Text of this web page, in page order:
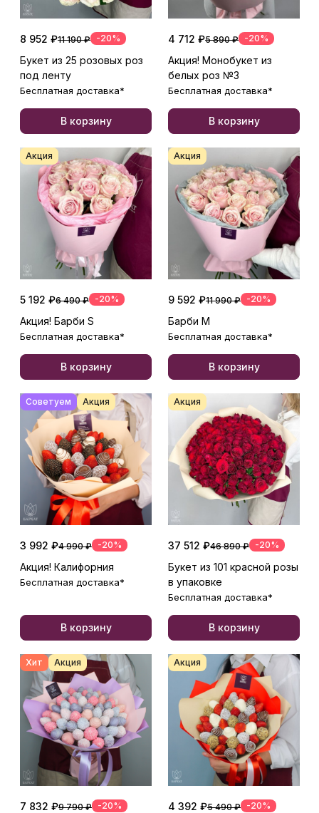
8 952 ₽11 190 ₽ -20%
Букет из 25 розовых роз
под ленту
Бесплатная доставка*
В корзину
4 712 ₽5 890 ₽ -20%
Акция! Монобукет из
белых роз №3
Бесплатная доставка*
В корзину
Акция
5 192 ₽6 490 ₽ -20%
Акция! Барби S
Бесплатная доставка*
В корзину
Акция
9 592 ₽11 990 ₽ -20%
Барби М
Бесплатная доставка*
В корзину
Советуем Акция
3 992 ₽4 990 ₽ -20%
Акция! Калифорния
Бесплатная доставка*
В корзину
Акция
37 512 ₽46 890 ₽ -20%
Букет из 101 красной розы
в упаковке
Бесплатная доставка*
В корзину
Хит Акция
7 832 ₽9 790 ₽ -20%
Акция
4 392 ₽5 490 ₽ -20%